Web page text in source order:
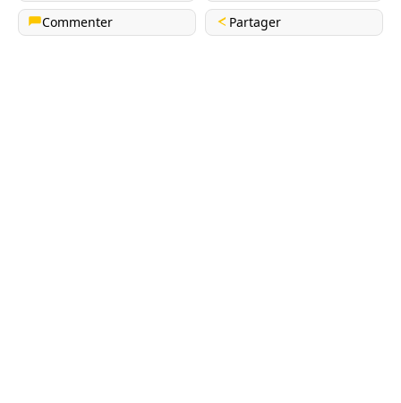
Commenter
Partager